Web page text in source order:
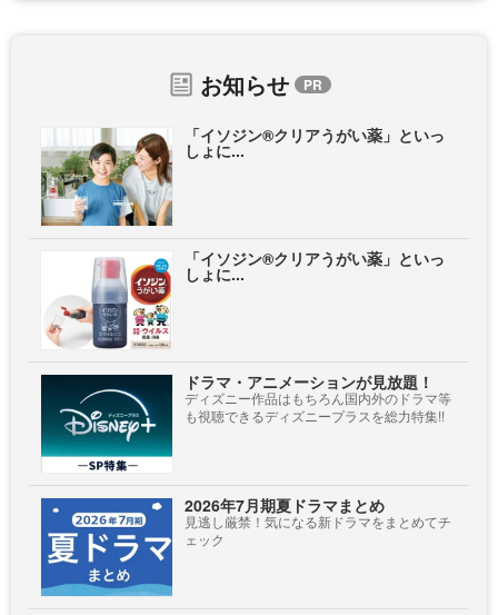
お知らせ
「イソジン®クリアうがい薬」といっ
しょに...
「イソジン®クリアうがい薬」といっ
しょに...
ドラマ・アニメーションが見放題！
ディズニー作品はもちろん国内外のドラマ等
も視聴できるディズニープラスを総力特集!!
2026年7月期夏ドラマまとめ
見逃し厳禁！気になる新ドラマをまとめてチ
ェック